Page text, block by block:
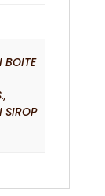
BOITE
SIROP